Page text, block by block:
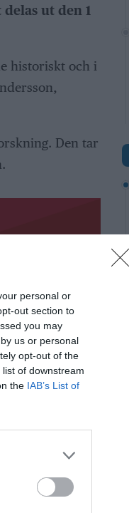
personal or
out section to
you may
us or personal
opt-out of the
of downstream
the IAB’s List of
ut den 1
historiskt och i
Den tar